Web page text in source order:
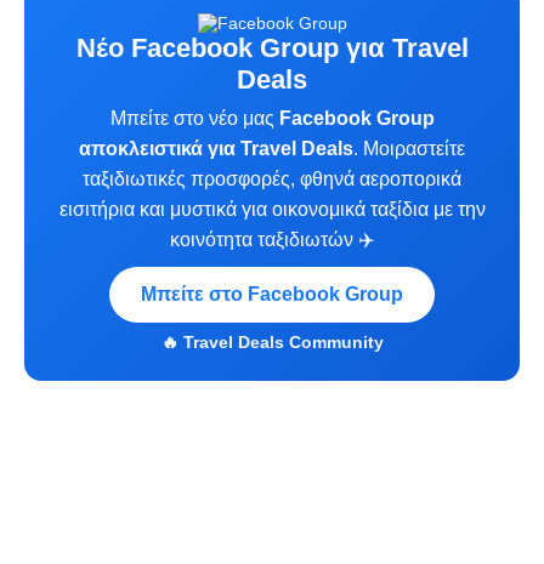
Νέο Facebook Group για Travel
Deals
Μπείτε στο νέο μας Facebook Group
αποκλειστικά για Travel Deals. Μοιραστείτε
ταξιδιωτικές προσφορές, φθηνά αεροπορικά
εισιτήρια και μυστικά για οικονομικά ταξίδια με την
κοινότητα ταξιδιωτών ✈️
Μπείτε στο Facebook Group
🔥 Travel Deals Community